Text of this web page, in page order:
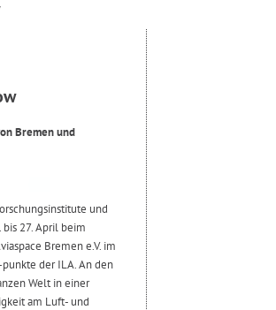
Bremen und
und
27. April beim
Bremen e.V. im
der ILA. An den
Welt in einer
am Luft- und